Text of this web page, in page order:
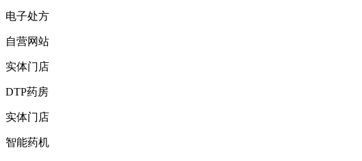
电子处方
自营网站
实体门店
DTP药房
实体门店
智能药机